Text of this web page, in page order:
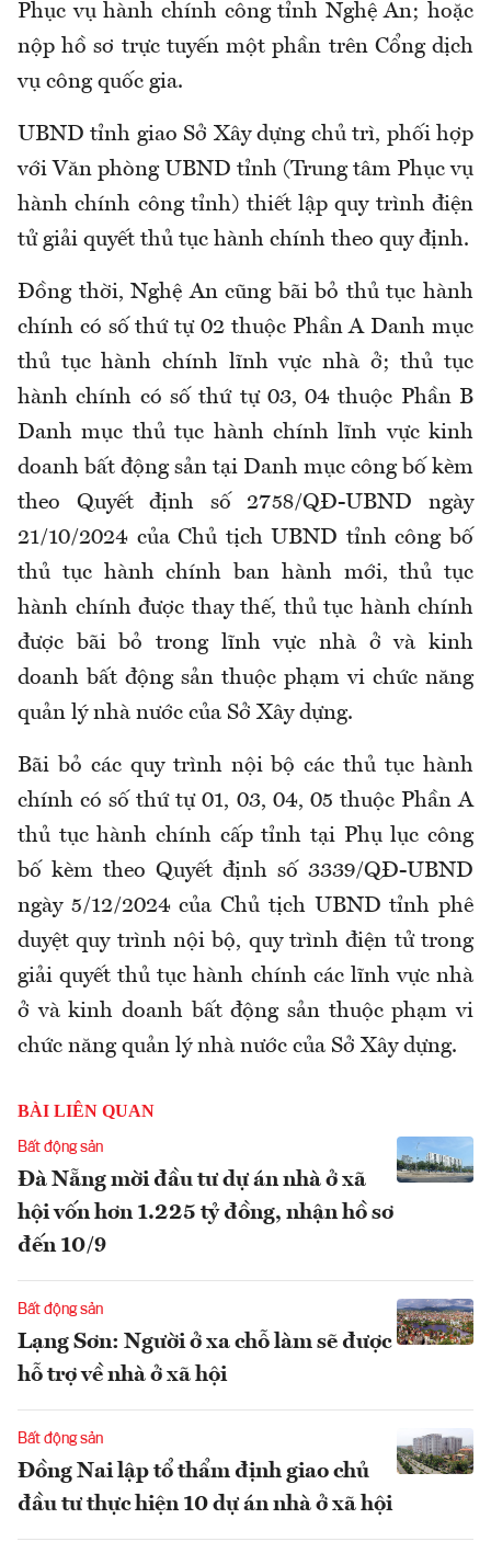
Phục vụ hành chính công tỉnh Nghệ An; hoặc
nộp hồ sơ trực tuyến một phần trên Cổng dịch
vụ công quốc gia.
UBND tỉnh giao Sở Xây dựng chủ trì, phối hợp
với Văn phòng UBND tỉnh (Trung tâm Phục vụ
hành chính công tỉnh) thiết lập quy trình điện
tử giải quyết thủ tục hành chính theo quy định.
Đồng thời, Nghệ An cũng bãi bỏ thủ tục hành
chính có số thứ tự 02 thuộc Phần A Danh mục
thủ tục hành chính lĩnh vực nhà ở; thủ tục
hành chính có số thứ tự 03, 04 thuộc Phần B
Danh mục thủ tục hành chính lĩnh vực kinh
doanh bất động sản tại Danh mục công bố kèm
theo Quyết định số 2758/QĐ-UBND ngày
21/10/2024 của Chủ tịch UBND tỉnh công bố
thủ tục hành chính ban hành mới, thủ tục
hành chính được thay thế, thủ tục hành chính
được bãi bỏ trong lĩnh vực nhà ở và kinh
doanh bất động sản thuộc phạm vi chức năng
quản lý nhà nước của Sở Xây dựng.
Bãi bỏ các quy trình nội bộ các thủ tục hành
chính có số thứ tự 01, 03, 04, 05 thuộc Phần A
thủ tục hành chính cấp tỉnh tại Phụ lục công
bố kèm theo Quyết định số 3339/QĐ-UBND
ngày 5/12/2024 của Chủ tịch UBND tỉnh phê
duyệt quy trình nội bộ, quy trình điện tử trong
giải quyết thủ tục hành chính các lĩnh vực nhà
ở và kinh doanh bất động sản thuộc phạm vi
chức năng quản lý nhà nước của Sở Xây dựng.
BÀI LIÊN QUAN
Bất động sản
Đà Nẵng mời đầu tư dự án nhà ở xã
hội vốn hơn 1.225 tỷ đồng, nhận hồ sơ
đến 10/9
Bất động sản
Lạng Sơn: Người ở xa chỗ làm sẽ được
hỗ trợ về nhà ở xã hội
Bất động sản
Đồng Nai lập tổ thẩm định giao chủ
đầu tư thực hiện 10 dự án nhà ở xã hội